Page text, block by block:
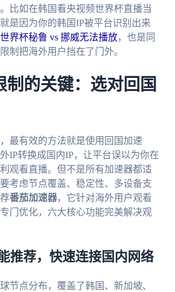
比如在韩国看央视频世界杯直播当
是因为你的韩国IP被平台识别出来
界杯秘鲁 vs 挪威无法播放，也是同
把海外用户挡在了门外。
制的关键：选对回国
最有效的方法就是使用回国加速
IP转换成国内IP，让平台误以为你在
观看直播。但不是所有加速器都适
考虑节点覆盖、稳定性、多设备支
番茄加速器，它针对海外用户观看
门优化，六大核心功能完美解决观
推荐，快速连接国内网络
节点分布，覆盖了韩国、新加坡、